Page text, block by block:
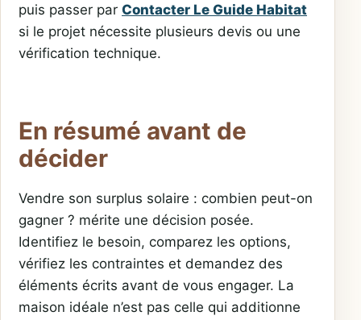
puis passer par Contacter Le Guide Habitat
si le projet nécessite plusieurs devis ou une
vérification technique.
En résumé avant de
décider
Vendre son surplus solaire : combien peut-on
gagner ? mérite une décision posée.
Identifiez le besoin, comparez les options,
vérifiez les contraintes et demandez des
éléments écrits avant de vous engager. La
maison idéale n’est pas celle qui additionne